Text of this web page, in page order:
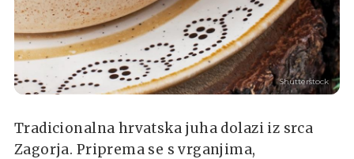
Shutterstock
Tradicionalna hrvatska juha dolazi iz srca
Zagorja. Priprema se s vrganjima,